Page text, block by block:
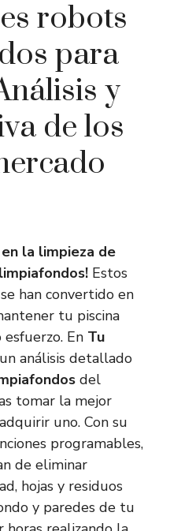
robots
para
y
de los
la limpieza de
Estos
han convertido en
tu piscina
En Tu
análisis detallado
del
tomar la mejor
uno. Con su
programables,
de eliminar
hojas y residuos
y paredes de tu